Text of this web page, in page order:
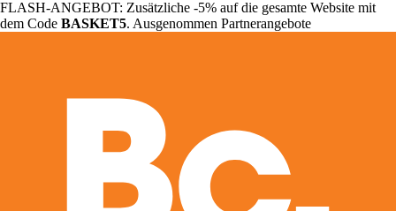
FLASH-ANGEBOT: Zusätzliche -5% auf die gesamte Website mit
dem Code BASKET5. Ausgenommen Partnerangebote